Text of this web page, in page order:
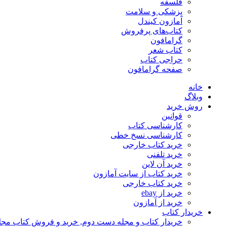
فلسفه
پزشکی و سلامت
آمازون کیندل
کتاب‌های پرفروش
گرامافون
کتاب شعر
حراجی کتاب
صفحه گرامافون
خانه
وبلاگ
روش خرید
قوانین
کارشناسی کتاب
کارشناسی نسخ خطی
خرید کتاب خارجی
خرید تلفنی
خرید آن لاین
خرید کتاب از سایت آمازون
خرید کتاب خارجی
خرید از ebay
خرید از آمازون
خریدار کتاب
خریدار کتاب و مجله دست دوم, خرید و فروش کتاب